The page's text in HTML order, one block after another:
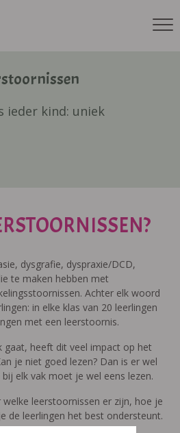
ieder kind: uniek
dysgrafie, dyspraxie/DCD,
te maken hebben met
Achter elk woord
in elke klas van 20 leerlingen
met een leerstoornis.
gaat, heeft dit veel impact op het
je niet goed lezen? Dan is er wel
elk vak moet je wel eens lezen.
leerstoornissen er zijn, hoe je
de leerlingen het best ondersteunt.